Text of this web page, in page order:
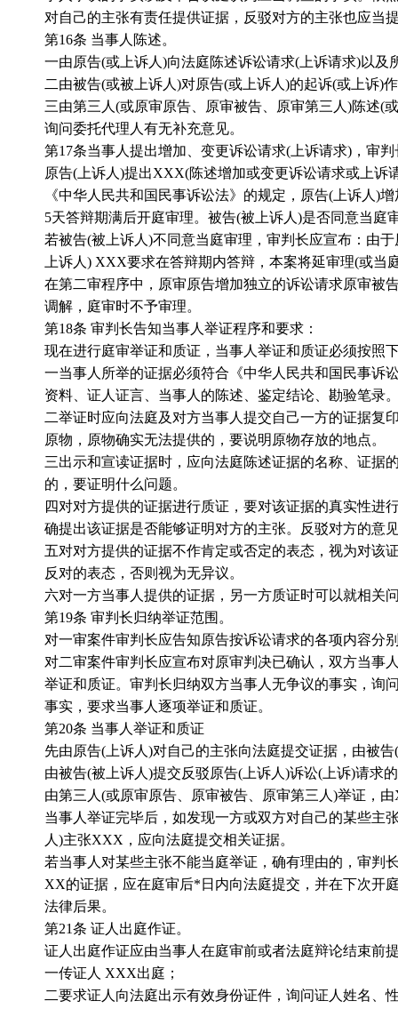
对自己的主张有责任提供证据，反驳对方的主张也应当
第16条 当事人陈述。
一由原告(或上诉人 )向法庭陈述诉讼请求( 上诉请求)以及
二由被告(或被上诉人 )对原告(或上诉人 )的起诉(或上诉)
三由第三人 (或原审原告、原审被告、原审第三人 )陈述(
询问委托代理人有无补充意见。
第17条当事人提出增加、变更诉讼请求( 上诉请求) ，审
原告( 上诉人 )提出XXX(陈述增加或变更诉讼请求或上诉
《中华人民共和国民事诉讼法》的规定，原告( 上诉人 )增
5天答辩期满后开庭审理。被告(被上诉人 )是否同意当庭
若被告(被上诉人 )不同意当庭审理，审判长应宣布：由于
上诉人 ) XXX要求在答辩期内答辩，本案将延审理(或当
在第二审程序中，原审原告增加独立的诉讼请求原审被
调解，庭审时不予审理。
第18条 审判长告知当事人举证程序和要求：
现在进行庭审举证和质证，当事人举证和质证必须按照
一当事人所举的证据必须符合《中华人民共和国民事诉
资料、证人证言、当事人的陈述、鉴定结论、勘验笔录
二举证时应向法庭及对方当事人提交自己一方的证据复
原物，原物确实无法提供的，要说明原物存放的地点。
三出示和宣读证据时，应向法庭陈述证据的名称、证据
的，要证明什么问题。
四对对方提供的证据进行质证，要对该证据的真实性进
确提出该证据是否能够证明对方的主张。反驳对方的意
五对对方提供的证据不作肯定或否定的表态，视为对该
反对的表态，否则视为无异议。
六对一方当事人提供的证据，另一方质证时可以就相关
第19条 审判长归纳举证范围。
对一审案件审判长应告知原告按诉讼请求的各项内容分
对二审案件审判长应宣布对原审判决已确认，双方当事
举证和质证。审判长归纳双方当事人无争议的事实，询
事实，要求当事人逐项举证和质证。
第20条 当事人举证和质证
先由原告( 上诉人 )对自己的主张向法庭提交证据，由被告(
由被告(被上诉人 )提交反驳原告( 上诉人 )诉讼( 上诉)请求
由第三人 (或原审原告、原审被告、原审第三人 )举证，由
当事人举证完毕后，如发现一方或双方对自己的某些主
人 )主张XXX ，应向法庭提交相关证据。
若当事人对某些主张不能当庭举证，确有理由的，审判
XX的证据，应在庭审后* 日内向法庭提交，并在下次开
法律后果。
第21条 证人出庭作证。
证人出庭作证应由当事人在庭审前或者法庭辩论结束前
一传证人 XXX出庭；
二要求证人向法庭出示有效身份证件，询问证人姓名、